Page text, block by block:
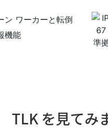
ン ワーカーと転倒
機能
TLK を見てみ